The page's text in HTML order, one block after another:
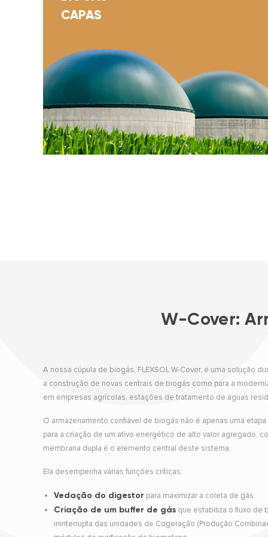
CAPAS
W-Cover:
A nossa cúpula de biogás, FLEXSOL W-Cover, é uma solução
a construção de novas centrais de biogás como para a
em empresas agrícolas, estações de tratamento de águas
O armazenamento confiável de biogás não é apenas uma
para a criação de um ativo energético de alto valor agregado,
membrana dupla é o elemento central deste sistema.
Ela desempenha várias funções críticas:
Vedação do digestor para maximizar a coleta de gás.
Criação de um buffer de gás que estabiliza o fluxo de
ininterrupta das unidades de Cogeração (Produção